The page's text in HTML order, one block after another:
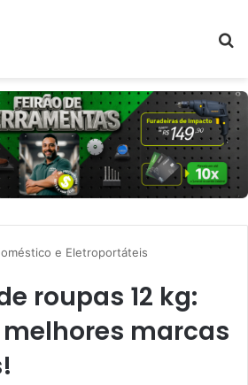
e Eletroportáteis
roupas 12 kg:
marcas